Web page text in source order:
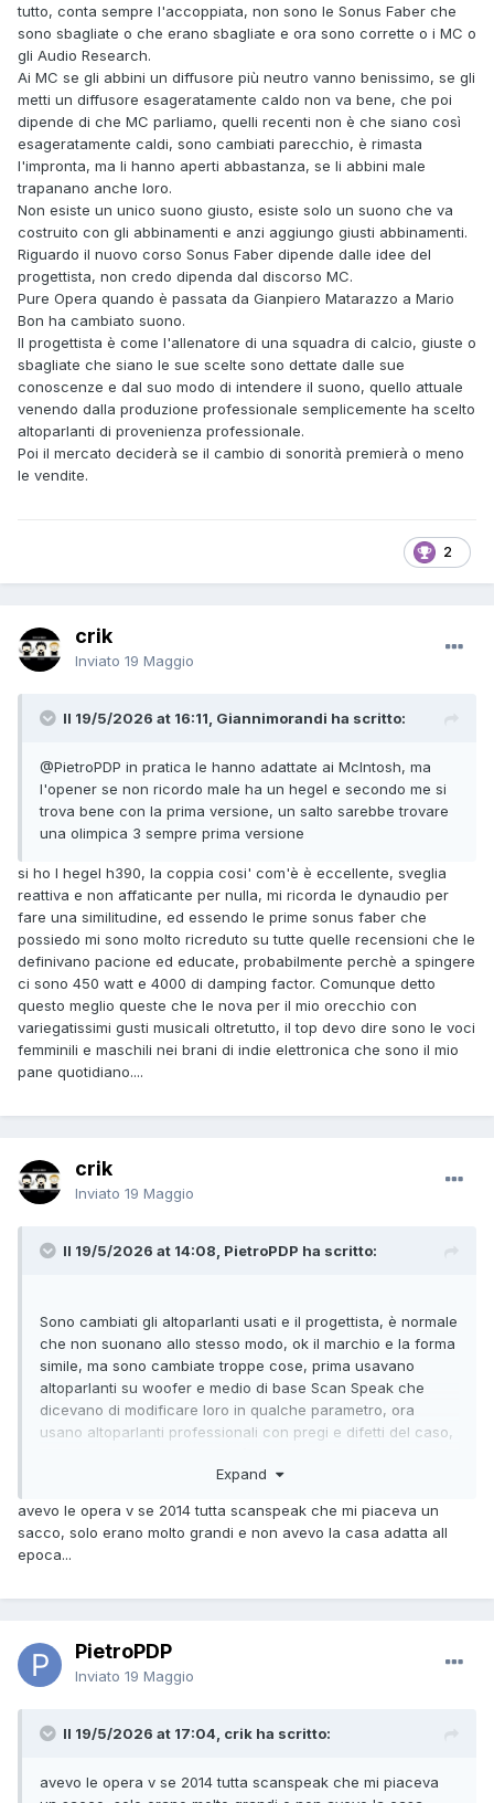
tutto, conta sempre l'accoppiata, non sono le Sonus Faber che
sono sbagliate o che erano sbagliate e ora sono corrette o i MC o
gli Audio Research.
Ai MC se gli abbini un diffusore più neutro vanno benissimo, se gli
metti un diffusore esageratamente caldo non va bene, che poi
dipende di che MC parliamo, quelli recenti non è che siano così
esageratamente caldi, sono cambiati parecchio, è rimasta
l'impronta, ma li hanno aperti abbastanza, se li abbini male
trapanano anche loro.
Non esiste un unico suono giusto, esiste solo un suono che va
costruito con gli abbinamenti e anzi aggiungo giusti abbinamenti.
Riguardo il nuovo corso Sonus Faber dipende dalle idee del
progettista, non credo dipenda dal discorso MC.
Pure Opera quando è passata da Gianpiero Matarazzo a Mario
Bon ha cambiato suono.
Il progettista è come l'allenatore di una squadra di calcio, giuste o
sbagliate che siano le sue scelte sono dettate dalle sue
conoscenze e dal suo modo di intendere il suono, quello attuale
venendo dalla produzione professionale semplicemente ha scelto
altoparlanti di provenienza professionale.
Poi il mercato deciderà se il cambio di sonorità premierà o meno
le vendite.
2
crik
Inviato 19 Maggio
Il 19/5/2026 at 16:11, Giannimorandi ha scritto:
@PietroPDP in pratica le hanno adattate ai McIntosh, ma
l'opener se non ricordo male ha un hegel e secondo me si
trova bene con la prima versione, un salto sarebbe trovare
una olimpica 3 sempre prima versione
si ho l hegel h390, la coppia cosi' com'è è eccellente, sveglia
reattiva e non affaticante per nulla, mi ricorda le dynaudio per
fare una similitudine, ed essendo le prime sonus faber che
possiedo mi sono molto ricreduto su tutte quelle recensioni che le
definivano pacione ed educate, probabilmente perchè a spingere
ci sono 450 watt e 4000 di damping factor. Comunque detto
questo meglio queste che le nova per il mio orecchio con
variegatissimi gusti musicali oltretutto, il top devo dire sono le voci
femminili e maschili nei brani di indie elettronica che sono il mio
pane quotidiano....
crik
Inviato 19 Maggio
Il 19/5/2026 at 14:08, PietroPDP ha scritto:
Sono cambiati gli altoparlanti usati e il progettista, è normale
che non suonano allo stesso modo, ok il marchio e la forma
simile, ma sono cambiate troppe cose, prima usavano
altoparlanti su woofer e medio di base Scan Speak che
dicevano di modificare loro in qualche parametro, ora
usano altoparlanti professionali con pregi e difetti del caso,
è sicuramente più asciutta e più controllato, non si scappa,
passato sono più caldi come sonorità, per alcuni sarà
meglio il passato e per altri quelli attuali, la coperta se la tiri
da una parte ti scopri dall'altra.
Expand
avevo le opera v se 2014 tutta scanspeak che mi piaceva un
sacco, solo erano molto grandi e non avevo la casa adatta all
epoca...
PietroPDP
Inviato 19 Maggio
Il 19/5/2026 at 17:04, crik ha scritto:
avevo le opera v se 2014 tutta scanspeak che mi piaceva